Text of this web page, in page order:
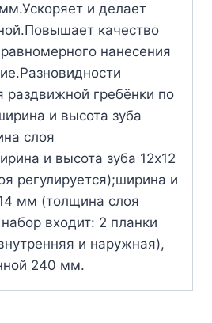
и делает
качество
нанесения
раздвижной гребёнки по
и высота зуба
слоя
и высота зуба 12х12
регулируется);ширина и
мм (толщина слоя
входит: 2 планки
и наружная),
240 мм.